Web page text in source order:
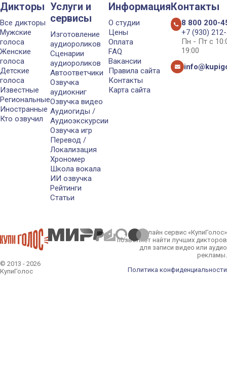
Дикторы
Все дикторы
Мужские
голоса
Женские
голоса
Детские
голоса
Известные
Региональные
Иностранные
Кто озвучил
Услуги и
сервисы
Изготовление
аудиороликов
Сценарии
аудиороликов
Автоответчики
Озвучка
аудиокниг
Озвучка видео
Аудиогиды /
Аудиоэкскурсии
Озвучка игр
Перевод /
Локализация
Хрономер
Школа вокала
ИИ озвучка
Рейтинги
Статьи
Информация
О студии
Цены
Оплата
FAQ
Вакансии
Правила сайта
Контакты
Карта сайта
Контакты
8 800 200-
+7 (930)
Пн - Пт с
19:00
© 2013 - 2026
КупиГолос
Онлайн сервис «КупиГолос»
позволяет найти лучших дикторов
для записи видео или аудио
рекламы.
Политика конфиденциальности